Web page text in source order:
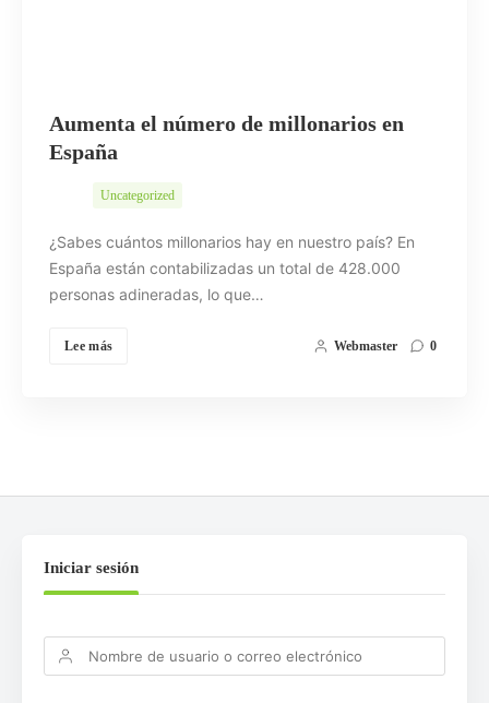
Aumenta el número de millonarios en
España
Uncategorized
¿Sabes cuántos millonarios hay en nuestro país? En
España están contabilizadas un total de 428.000
personas adineradas, lo que…
Lee más Webmaster 0
Iniciar sesión